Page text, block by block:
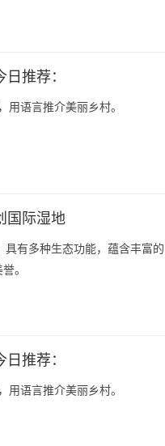
推荐：
用语言推介美丽乡村。
国际湿地
有多种生态功能，蕴含丰富
。
推荐：
用语言推介美丽乡村。